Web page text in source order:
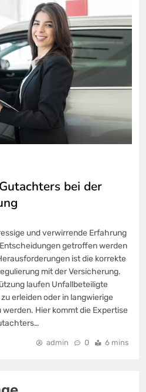
bei der
und verwirrende Erfahrung
getroffen werden
ist die korrekte
mit der Versicherung.
laufen Unfallbeteiligte
erleiden oder in langwierige
Hier kommt die Expertise
admin 0 6 mins